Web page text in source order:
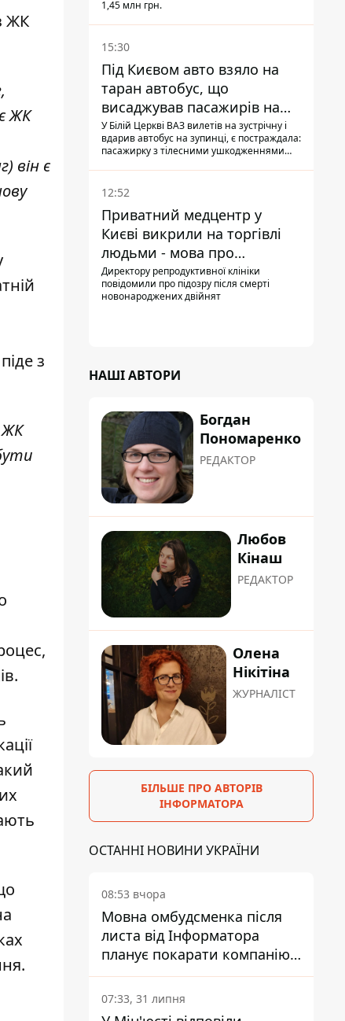
ЖК
ЖК
він є
з
ЖК
1,45 млн грн.
15:30
Під Києвом авто взяло на
таран автобус, що
висаджував пасажирів на
зупинці - пасажирка в
лікарні
У Білій Церкві ВАЗ вилетів на зустрічну і
вдарив автобус на зупинці, є постраждала:
пасажирку з тілесними ушкодженнями
12:52
Приватний медцентр у
Києві викрили на торгівлі
людьми - мова про
сурогатне материнство
Директору репродуктивної клініки
повідомили про підозру після смерті
новонароджених двійнят
НАШІ АВТОРИ
Богдан
Пономаренко
РЕДАКТОР
Любов
Кінаш
РЕДАКТОР
Олена
Нікітіна
ЖУРНАЛІСТ
БІЛЬШЕ ПРО АВТОРІВ
ІНФОРМАТОРА
ОСТАННІ НОВИНИ УКРАЇНИ
08:53 вчора
Мовна омбудсменка після
листа від Інформатора
планує покарати компанію-
підрядника ПриватБанку
07:33, 31 липня